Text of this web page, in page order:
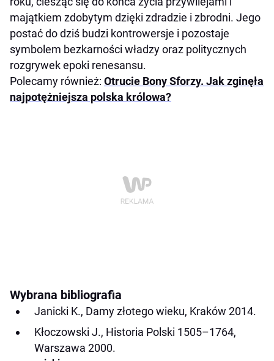
majątkiem zdobytym dzięki zdradzie i zbrodni. Jego
postać do dziś budzi kontrowersje i pozostaje
symbolem bezkarności władzy oraz politycznych
rozgrywek epoki renesansu.
Polecamy również: Otrucie Bony Sforzy. Jak zginęła
najpotężniejsza polska królowa?
Wybrana bibliografia
Janicki K., Damy złotego wieku, Kraków 2014.
Kłoczowski J., Historia Polski 1505–1764,
Warszawa 2000.